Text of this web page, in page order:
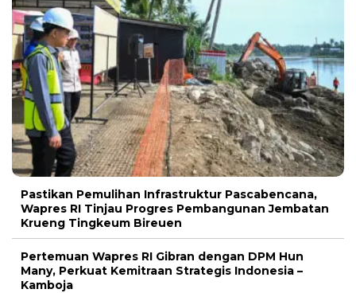
Pastikan Pemulihan Infrastruktur Pascabencana,
Wapres RI Tinjau Progres Pembangunan Jembatan
Krueng Tingkeum Bireuen
Pertemuan Wapres RI Gibran dengan DPM Hun
Many, Perkuat Kemitraan Strategis Indonesia –
Kamboja